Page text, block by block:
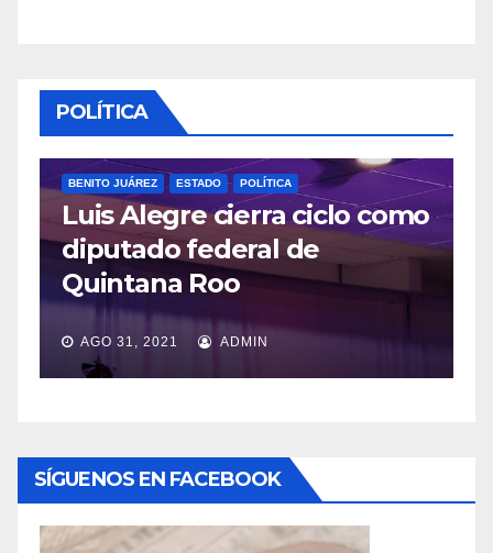
POLÍTICA
BENITO JUÁREZ ESTADO POLÍTICA
Luis Alegre cierra ciclo como
diputado federal de
Quintana Roo
AGO 31, 2021 ADMIN
SÍGUENOS EN FACEBOOK